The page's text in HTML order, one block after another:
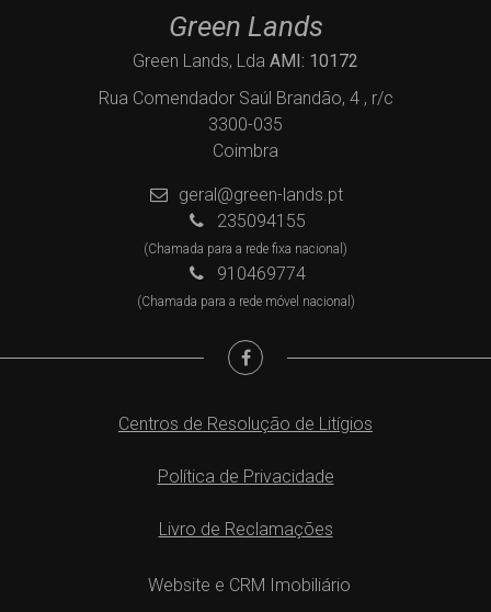
Green Lands
Green Lands, Lda AMI: 10172
Rua Comendador Saúl Brandão, 4 , r/c
3300-035
Coimbra
geral@green-lands.pt
235094155
(Chamada para a rede fixa nacional)
910469774
(Chamada para a rede móvel nacional)
Centros de Resolução de Litígios
Política de Privacidade
Livro de Reclamações
Website e CRM Imobiliário